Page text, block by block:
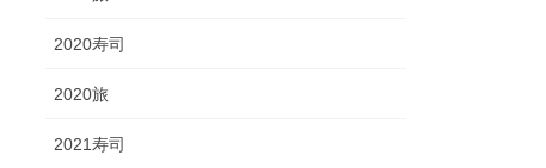
2020寿司
2020旅
2021寿司